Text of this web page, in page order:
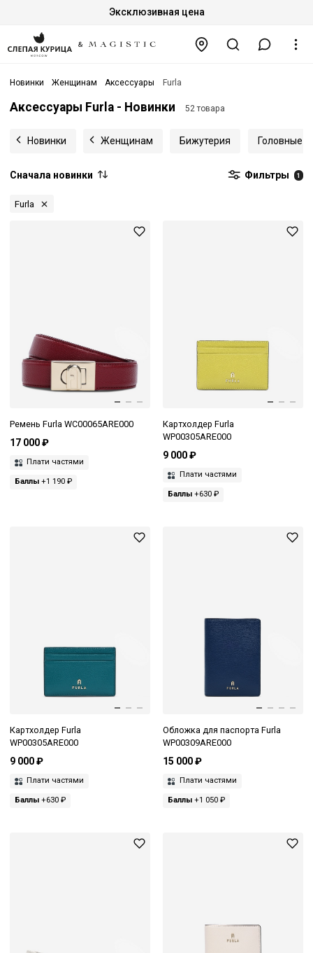
Эксклюзивная цена
Новинки Женщинам Аксессуары Furla
Аксессуары Furla - Новинки 52 товара
Новинки Женщинам Бижутерия Головные
Сначала новинки Фильтры 1
Furla
Ремень Furla WC00065ARE000
17 000 ₽
Плати частями
Баллы +1 190 ₽
Картхолдер Furla
WP00305ARE000
9 000 ₽
Плати частями
Баллы+630 ₽
Картхолдер Furla
WP00305ARE000
9 000 ₽
Плати частями
Баллы +630 ₽
Обложка для паспорта Furla
WP00309ARE000
15 000 ₽
Плати частями
Баллы+1 050 ₽